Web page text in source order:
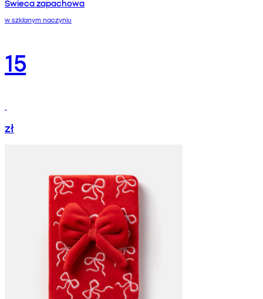
Świeca zapachowa
w szklanym naczyniu
15
zł